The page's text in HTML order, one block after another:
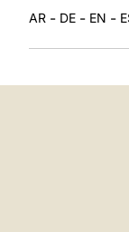
AR - DE - EN -